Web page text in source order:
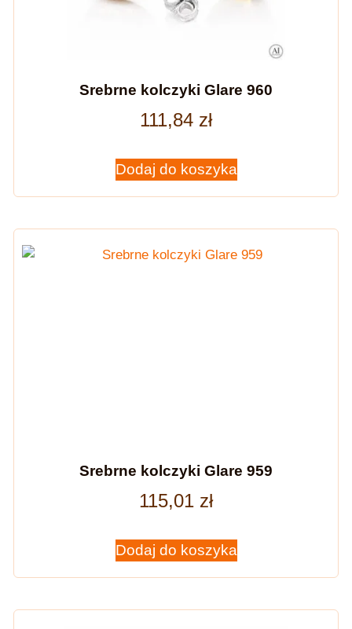
Srebrne kolczyki Glare 960
111,84 zł
Dodaj do koszyka
Srebrne kolczyki Glare 959
115,01 zł
Dodaj do koszyka